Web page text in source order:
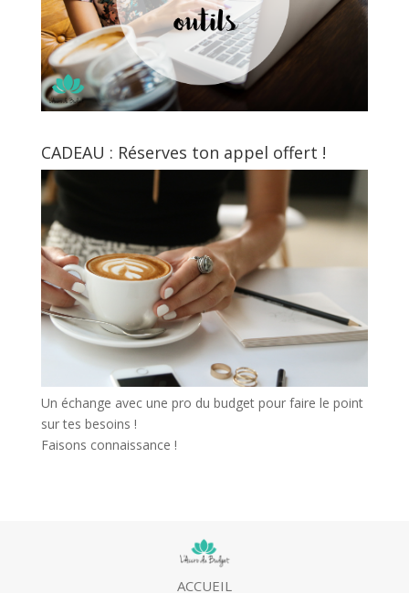
CADEAU : Réserves ton appel offert !
Un échange avec une pro du budget pour faire le point
sur tes besoins !
Faisons connaissance !
ACCUEIL